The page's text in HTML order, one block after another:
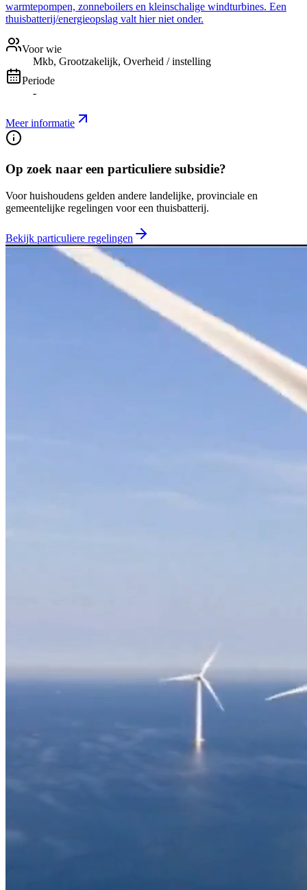
warmtepompen, zonneboilers en kleinschalige windturbines. Een
thuisbatterij/energieopslag valt hier niet onder.
Voor wie
Mkb, Grootzakelijk, Overheid / instelling
Periode
-
Meer informatie
Op zoek naar een particuliere subsidie?
Voor huishoudens gelden andere landelijke, provinciale en
gemeentelijke regelingen voor een thuisbatterij.
Bekijk particuliere regelingen